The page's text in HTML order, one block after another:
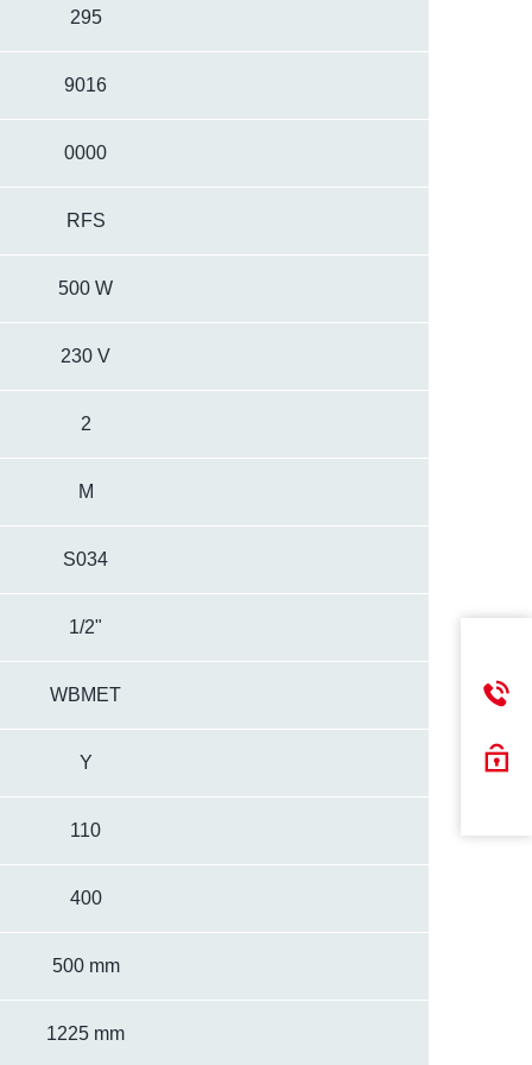
295
9016
0000
RFS
500 W
230 V
2
M
S034
1/2"
WBMET
Y
110
400
500 mm
1225 mm